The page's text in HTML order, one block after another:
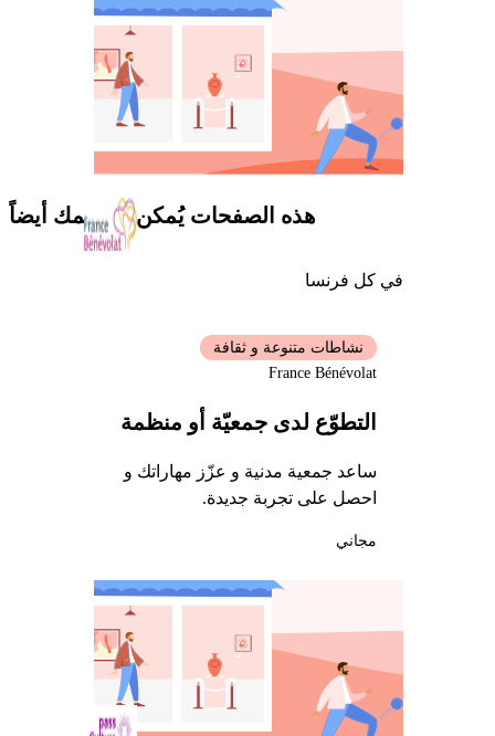
هذه الصفحات يُمكن أن تهمك أيضاً
في كل فرنسا
التطوّع لدى جمعيّة أو منظمة
ساعد جمعية مدنية و عزّز مهاراتك و
احصل على تجربة جديدة.
نشاطات متنوعة و ثقافة
France Bénévolat
مجاني